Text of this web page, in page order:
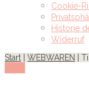
Cookie-
Historie
Widerruf
Start
WEBWAREN |